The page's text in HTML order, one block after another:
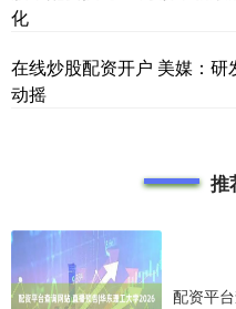
化
在线炒股配资开户 美媒：研
动摇
推
配资平